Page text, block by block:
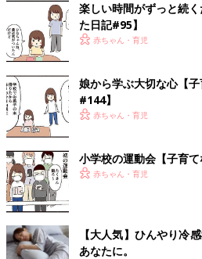
楽しい時間がずっと続
た日記#95】
赤ちゃん・育児
娘から学ぶ大切な心【
#144】
赤ちゃん・育児
小学校の運動会【子育
赤ちゃん・育児
【大人気】ひんやり冷
あなたに。